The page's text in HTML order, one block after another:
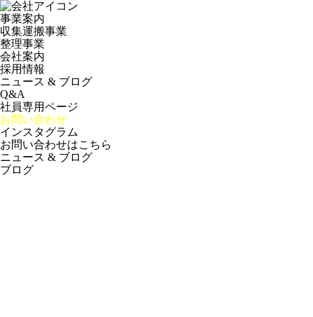
事業案内
収集運搬事業
整理事業
会社案内
採用情報
ニュース & ブログ
Q&A
社員専用ページ
お問い合わせ
インスタグラム
お問い合わせはこちら
ニュース & ブログ
ブログ